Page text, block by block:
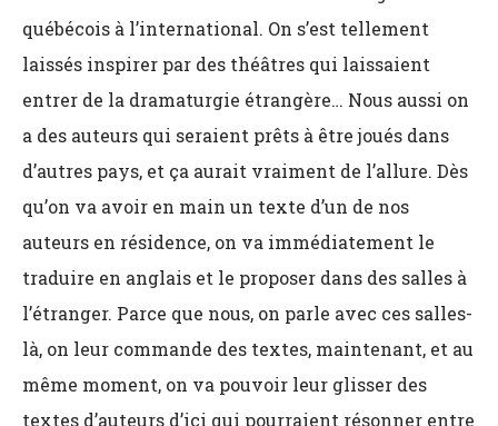
québécois à l’international. On s’est tellement
laissés inspirer par des théâtres qui laissaient
entrer de la dramaturgie étrangère… Nous aussi on
a des auteurs qui seraient prêts à être joués dans
d’autres pays, et ça aurait vraiment de l’allure. Dès
qu’on va avoir en main un texte d’un de nos
auteurs en résidence, on va immédiatement le
traduire en anglais et le proposer dans des salles à
l’étranger. Parce que nous, on parle avec ces salles-
là, on leur commande des textes, maintenant, et au
même moment, on va pouvoir leur glisser des
textes d’auteurs d’ici qui pourraient résonner entre